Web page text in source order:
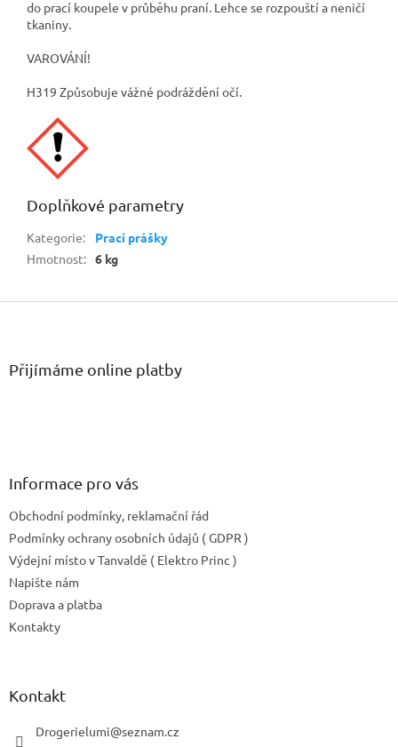
do prací koupele v průběhu praní. Lehce se rozpouští a neničí
tkaniny.
VAROVÁNÍ!
H319 Způsobuje vážné podráždění očí.
Doplňkové parametry
Kategorie:
Prací prášky
Hmotnost: 6 kg
Z
Přijímáme online platby
Informace pro vás
Obchodní podmínky, reklamační řád
Podmínky ochrany osobních údajů ( GDPR )
Výdejní místo v Tanvaldě ( Elektro Princ )
Napište nám
Doprava a platba
Kontakty
Kontakt
Drogerielumi@seznam.cz